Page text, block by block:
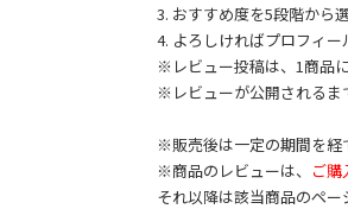
3. おすすめ度を5段階から
4. よろしければプロフィー
※レビュー投稿は、1商品
※レビューが公開されるま
※販売後は一定の期間を経
※商品のレビューは、 ご購
それ以降は該当商品のペー